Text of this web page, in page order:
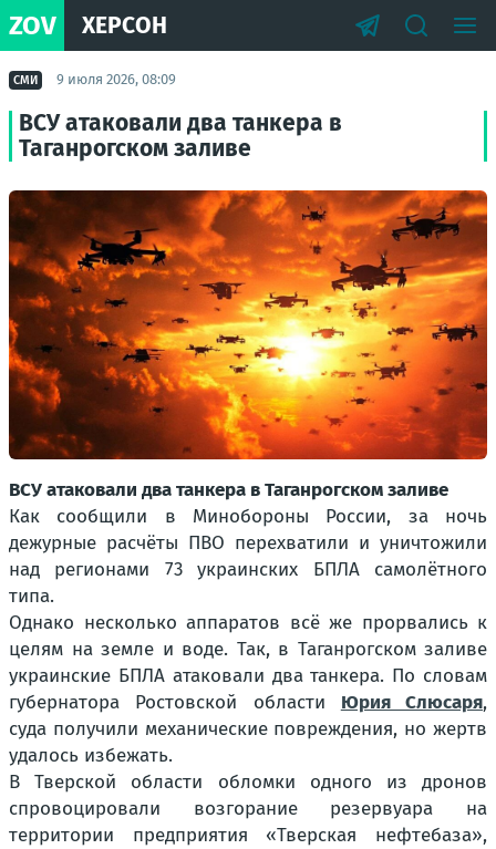
ZOV ХЕРСОН
СМИ 9 июля 2026, 08:09
ВСУ атаковали два танкера в
Таганрогском заливе
ВСУ атаковали два танкера в Таганрогском заливе
Как сообщили в Минобороны России, за ночь
дежурные расчёты ПВО перехватили и уничтожили
над регионами 73 украинских БПЛА самолётного
типа.
Однако несколько аппаратов всё же прорвались к
целям на земле и воде. Так, в Таганрогском заливе
украинские БПЛА атаковали два танкера. По словам
губернатора Ростовской области Юрия Слюсаря,
суда получили механические повреждения, но жертв
удалось избежать.
В Тверской области обломки одного из дронов
спровоцировали возгорание резервуара на
территории предприятия «Тверская нефтебаза»,